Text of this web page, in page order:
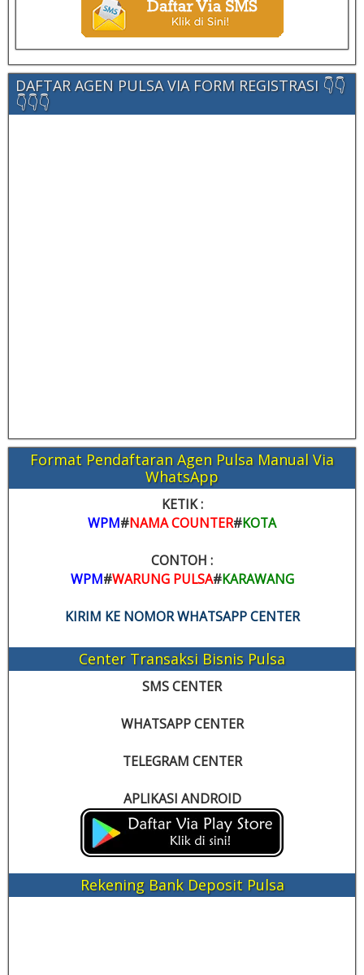
DAFTAR AGEN PULSA VIA FORM REGISTRASI 👇👇
👇👇👇
Format Pendaftaran Agen Pulsa Manual Via
WhatsApp
KETIK :
WPM#NAMA COUNTER#KOTA
CONTOH :
WPM#WARUNG PULSA#KARAWANG
KIRIM KE NOMOR WHATSAPP CENTER
Center Transaksi Bisnis Pulsa
SMS CENTER
WHATSAPP CENTER
TELEGRAM CENTER
APLIKASI ANDROID
Rekening Bank Deposit Pulsa